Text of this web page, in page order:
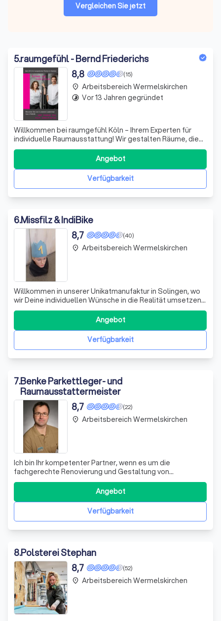
Vergleichen Sie jetzt
5.raumgefühl - Bernd Friederichs
(15)
8,8
Willkommen bei raumgefühl Köln – Ihrem Experten für
individuelle Raumausstattung! Wir gestalten Räume, die
nicht nur funktional sind, sondern auch Ihre Persönlichkeit
widerspiegeln. Mit einem feinen Gespür für Design und
Ästhetik schaffen wir harmonische Wohn- und
Arbeitsumgebungen, die Ihr Wohlbefi
Verfügbarkeit
Angebot
place Arbeitsbereich Wermelskirchen
timelapse Vor 13 Jahren gegründet
6.Missfilz & IndiBike
(40)
8,7
Willkommen in unserer Unikatmanufaktur in Solingen, wo
wir Deine individuellen Wünsche in die Realität umsetzen!
Wir entwickeln nicht nur die bequemsten und stylischsten
Sitze für Dein Motorrad, sondern polstern auch das
gemütlichste Sofa und die coolsten Stühle für Dein
Zuhause. Unsere Leidenschaft
Verfügbarkeit
Angebot
place Arbeitsbereich Wermelskirchen
7.Benke Parkettleger- und
Raumausstattermeister
(22)
8,7
Ich bin Ihr kompetenter Partner, wenn es um die
fachgerechte Renovierung und Gestaltung von
Holzfußböden geht. Ob Sie einen Parkettboden
abschleifen, einen alten Dielenboden aufarbeiten oder
einen neuen Bodenbelag in Ihren Wohnräumen wünschen
– ich berate Sie individuell und maßgeschneidert. Mit mei
Verfügbarkeit
Angebot
place Arbeitsbereich Wermelskirchen
8.Polsterei Stephan
(52)
8,7
place Arbeitsbereich Wermelskirchen